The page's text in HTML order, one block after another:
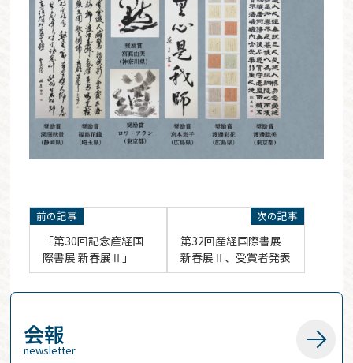
「第30回記念産経国
際書展 新春展Ⅱ」
第32回産経国際書展
新春展Ⅱ、受賞者発表
会報
newsletter